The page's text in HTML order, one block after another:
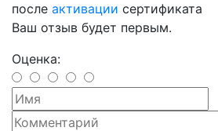
после активации сертификата
Ваш отзыв будет первым.
Оценка: